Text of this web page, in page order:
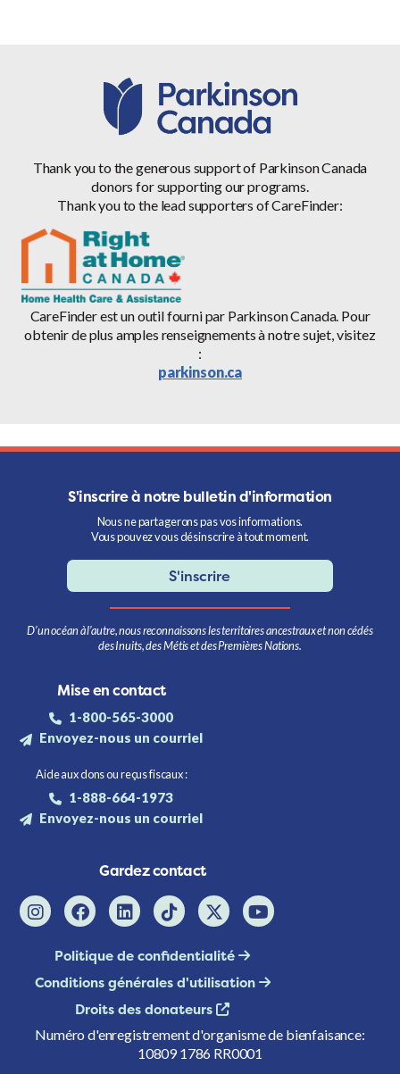
Thank you to the generous support of Parkinson Canada
donors for supporting our programs.
Thank you to the lead supporters of CareFinder:
CareFinder est un outil fourni par Parkinson Canada. Pour
obtenir de plus amples renseignements à notre sujet, visitez
:
parkinson.ca
S'inscrire à notre bulletin d'information
Nous ne partagerons pas vos informations.
Vous pouvez vous désinscrire à tout moment.
S'inscrire
D’un océan à l’autre, nous reconnaissons les territoires ancestraux et non cédés
des Inuits, des Métis et des Premières Nations.
Mise en contact
1-800-565-3000
Envoyez-nous un courriel
Aide aux dons ou reçus fiscaux :
1-888-664-1973
Envoyez-nous un courriel
Gardez contact
Politique de confidentialité
Conditions générales d'utilisation
Droits des donateurs
Numéro d'enregistrement d'organisme de bienfaisance:
10809 1786 RR0001